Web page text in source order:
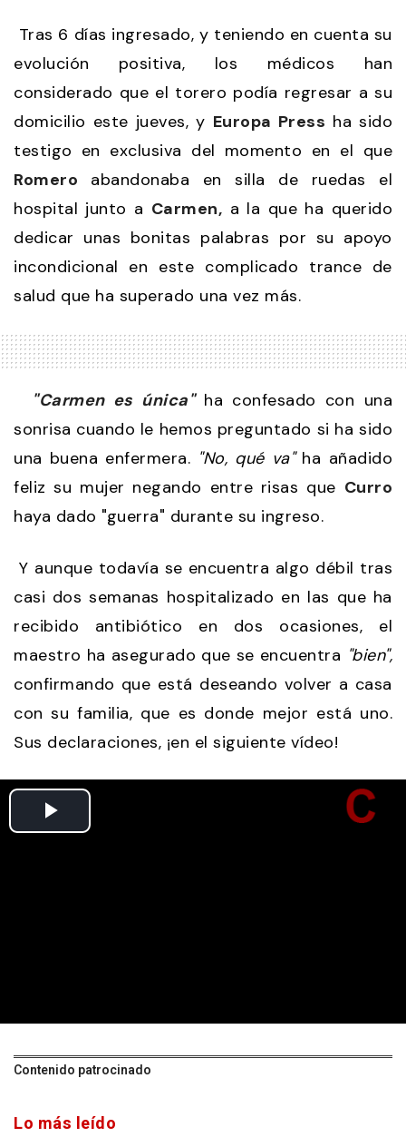
Tras 6 días ingresado, y teniendo en cuenta su
evolución positiva, los médicos han
considerado que el torero podía regresar a su
domicilio este jueves, y Europa Press ha sido
testigo en exclusiva del momento en el que
Romero abandonaba en silla de ruedas el
hospital junto a Carmen, a la que ha querido
dedicar unas bonitas palabras por su apoyo
incondicional en este complicado trance de
salud que ha superado una vez más.
"Carmen es única"ha confesado con una
sonrisa cuando le hemos preguntado si ha sido
una buena enfermera. "No, qué va"ha añadido
feliz su mujer negando entre risas que Curro
haya dado "guerra" durante su ingreso.
Y aunque todavía se encuentra algo débil tras
casi dos semanas hospitalizado en las que ha
recibido antibiótico en dos ocasiones, el
maestro ha asegurado que se encuentra "bien",
confirmando que está deseando volver a casa
con su familia, que es donde mejor está uno.
Sus declaraciones, ¡en el siguiente vídeo!
Contenido patrocinado
Lo más leído